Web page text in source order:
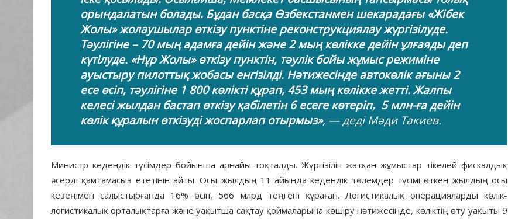
орындалатын болады. Бұдан басқа Өзбекстанмен шекарадағы «Жібек
Жолы» жолаушылар өткізу пунктіне реконструкциялау жүргізілуде.
Тәулігіне – 70 мың адамға дейін және 2 мың көлікке дейін ұлғаяды деп
күтілуде. «Нұр Жолы» өткізу пунктін, тәулік бойы жұмыс режиміне
ауыстыру пилоттық жобасы енгізілді. Нәтижесінде автокөлік ағыны 2
есе өсіп, тәулігіне 1 800 көлікті құрап, 453 мың көлікке жетті. Жалпы
келесі жылдан бастап өткізу қабілетін 6 есеге көтеріп, 5 млн-ға дейін
көлік құралын өткізуді жоспарлап отырмыз», — деді Мәди Такиев.
Министр кедендік түсімдер бойынша арнайы тоқталды. Жүргізіліп жатқан жұмыстар тікелей фискалдық
әсерді қамтамасыз ететінін айты. Осы жылдың 11 айында кедендік төлемдер түсімі өткен жылдың осы
кезеңімен салыстырғанда 16% өсіп, 566 млрд теңгені құраған. Логистикалық операцияларды көлік-
логистикалық орталықтарға және уақытша сақтау қоймаларына көшіру нәтижесінде, көліктің өту уақыты 9